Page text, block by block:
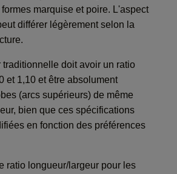
marquise et poire. L'aspect
différer légèrement selon la
doit avoir un ratio
et 1,10 et être absolument
(arcs supérieurs) de même
bien que ces spécifications
en fonction des préférences
ratio longueur/largeur pour les